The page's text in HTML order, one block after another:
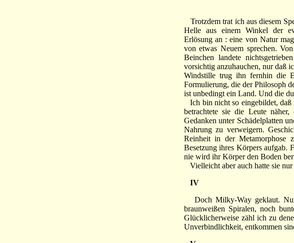
Trotzdem trat ich aus diesem
Helle aus einem Winkel der
Erlösung an : eine von Natur
von etwas Neuem sprechen.
Beinchen landete
vorsichtig anzuhauchen, nur daß
Windstille trug ihn fernhin die
Formulierung, die der Philosoph
ist unbedingt ein Land. Und die
Ich bin nicht so eingebildet,
betrachtete sie die Leute
Gedanken unter Schädelplatten
Nahrung zu verweigern.
Reinheit in der Metamorphose
Besetzung ihres Körpers
nie wird ihr Körper den Boden
Vielleicht aber auch hatte sie nur
IV
Doch Milky-Way geklaut. Nur
braunweißen Spiralen, noch
Glücklicherweise zähl ich zu
Unverbindlichkeit, entkommen